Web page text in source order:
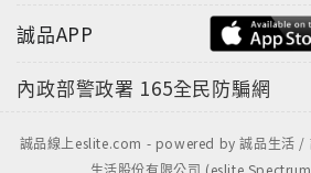
誠品APP
內政部警政署 165全民防騙網
誠品線上eslite.com - powered by 誠品生活 /